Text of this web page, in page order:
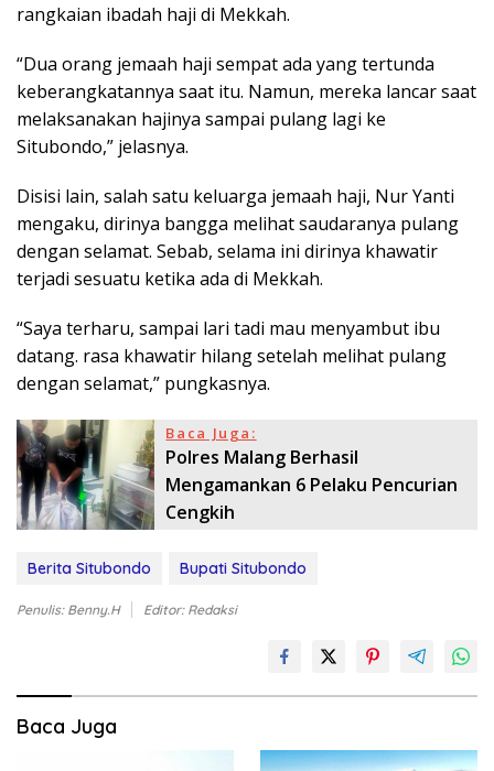
rangkaian ibadah haji di Mekkah.
“Dua orang jemaah haji sempat ada yang tertunda
keberangkatannya saat itu. Namun, mereka lancar saat
melaksanakan hajinya sampai pulang lagi ke
Situbondo,” jelasnya.
Disisi lain, salah satu keluarga jemaah haji, Nur Yanti
mengaku, dirinya bangga melihat saudaranya pulang
dengan selamat. Sebab, selama ini dirinya khawatir
terjadi sesuatu ketika ada di Mekkah.
“Saya terharu, sampai lari tadi mau menyambut ibu
datang. rasa khawatir hilang setelah melihat pulang
dengan selamat,” pungkasnya.
Baca Juga:
Polres Malang Berhasil
Mengamankan 6 Pelaku Pencurian
Cengkih
Berita Situbondo Bupati Situbondo
Penulis: Benny.H Editor: Redaksi
Baca Juga